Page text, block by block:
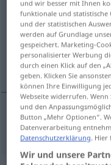
Übersicht aller
(Für mehr Details die
idiom
idiom Idiom LING
und wir besser mit Ihnen
funktionale und statistische
und der statistischen
werden auf Grundlage
gespeichert. Marketing-
personalisierter Werbung
durch einen Klick auf den
geben. Klicken Sie
können Ihre Einwilligung
Webseite widerrufen.
und den
Button „Mehr Optionen“.
Datenverarbeitung
Datenschutzerklärung. Hier
Wir und unsere